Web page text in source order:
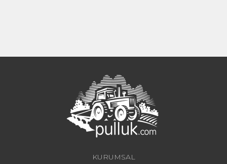
KURUMSAL